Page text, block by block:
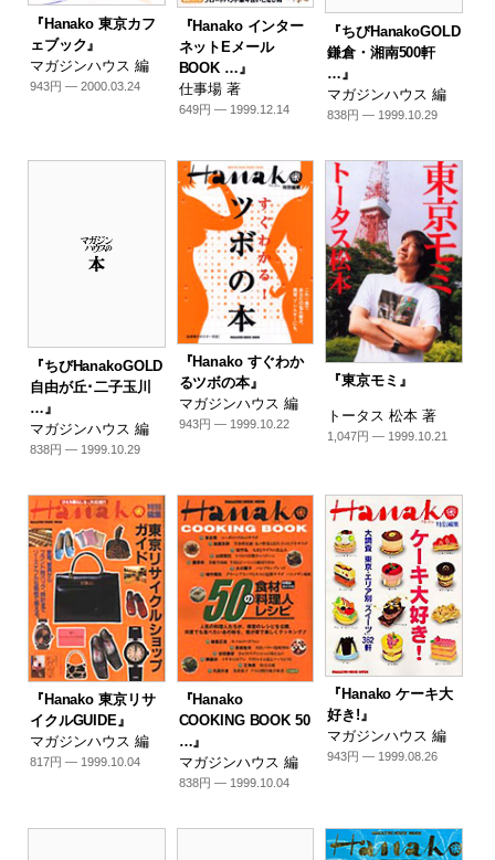
『Hanako 東京カフ
ェブック』
マガジンハウス 編
943円 — 2000.03.24
『Hanako インター
ネットEメール
BOOK …』
仕事場 著
649円 — 1999.12.14
『ちびHanakoGOLD
鎌倉・湘南500軒
…』
マガジンハウス 編
838円 — 1999.10.29
『ちびHanakoGOLD
自由が丘･二子玉川
…』
マガジンハウス 編
838円 — 1999.10.29
『Hanako すぐわか
るツボの本』
マガジンハウス 編
943円 — 1999.10.22
『東京モミ』
トータス 松本 著
1,047円 — 1999.10.21
『Hanako 東京リサ
イクルGUIDE』
マガジンハウス 編
817円 — 1999.10.04
『Hanako
COOKING BOOK 50
…』
マガジンハウス 編
838円 — 1999.10.04
『Hanako ケーキ大
好き!』
マガジンハウス 編
943円 — 1999.08.26